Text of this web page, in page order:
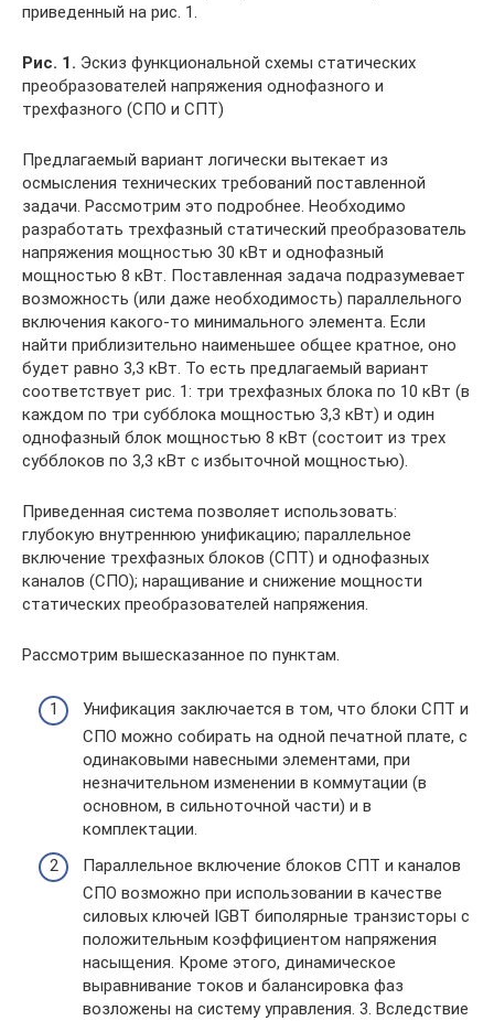
приведенный на рис. 1.
Рис. 1. Эскиз функциональной схемы статических
преобразователей напряжения однофазного и
трехфазного (СПО и СПТ)
Предлагаемый вариант логически вытекает из
осмысления технических требований поставленной
задачи. Рассмотрим это подробнее. Необходимо
разработать трехфазный статический преобразователь
напряжения мощностью 30 кВт и однофазный
мощностью 8 кВт. Поставленная задача подразумевает
возможность (или даже необходимость) параллельного
включения какого-то минимального элемента. Если
найти приблизительно наименьшее общее кратное, оно
будет равно 3,3 кВт. То есть предлагаемый вариант
соответствует рис. 1: три трехфазных блока по 10 кВт (в
каждом по три субблока мощностью 3,3 кВт) и один
однофазный блок мощностью 8 кВт (состоит из трех
субблоков по 3,3 кВт с избыточной мощностью).
Приведенная система позволяет использовать:
глубокую внутреннюю унификацию; параллельное
включение трехфазных блоков (СПТ) и однофазных
каналов (СПО); наращивание и снижение мощности
статических преобразователей напряжения.
Рассмотрим вышесказанное по пунктам.
Унификация заключается в том, что блоки СПТ и
СПО можно собирать на одной печатной плате, с
одинаковыми навесными элементами, при
незначительном изменении в коммутации (в
основном, в сильноточной части) и в
комплектации.
Параллельное включение блоков СПТ и каналов
СПО возможно при использовании в качестве
силовых ключей IGBT биполярные транзисторы с
положительным коэффициентом напряжения
насыщения. Кроме этого, динамическое
выравнивание токов и балансировка фаз
возложены на систему управления. 3. Вследствие